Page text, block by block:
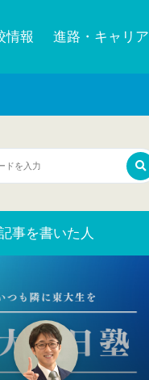
情報 進路・キャリア
事を書いた人